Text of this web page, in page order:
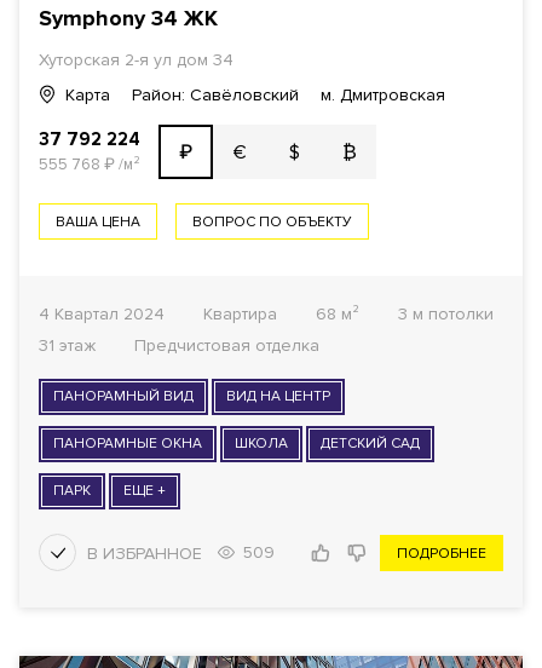
Symphony 34 ЖК
Хуторская 2-я ул дом 34
Карта
Район: Савёловский м. Дмитровская
37 792 224
555 768 ₽/м² ₽ € $ ₿
ВАША ЦЕНА ВОПРОС ПО ОБЪЕКТУ
4 Квартал 2024 Квартира 68 м²
3 м потолки
31 этаж
Предчистовая отделка
ПАНОРАМНЫЙ ВИД ВИД НА ЦЕНТР
ПАНОРАМНЫЕ ОКНА ШКОЛА ДЕТСКИЙ САД
ПАРК ЕЩЕ +
509 ПОДРОБНЕЕ